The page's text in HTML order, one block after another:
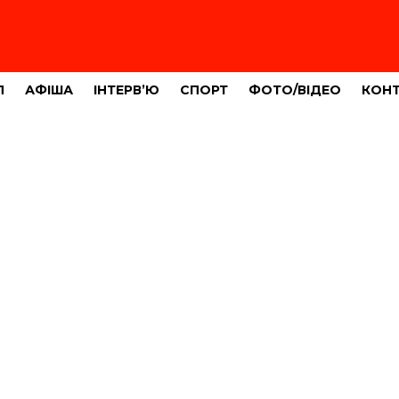
АФІША ІНТЕРВ’Ю СПОРТ ФОТО/ВІДЕО